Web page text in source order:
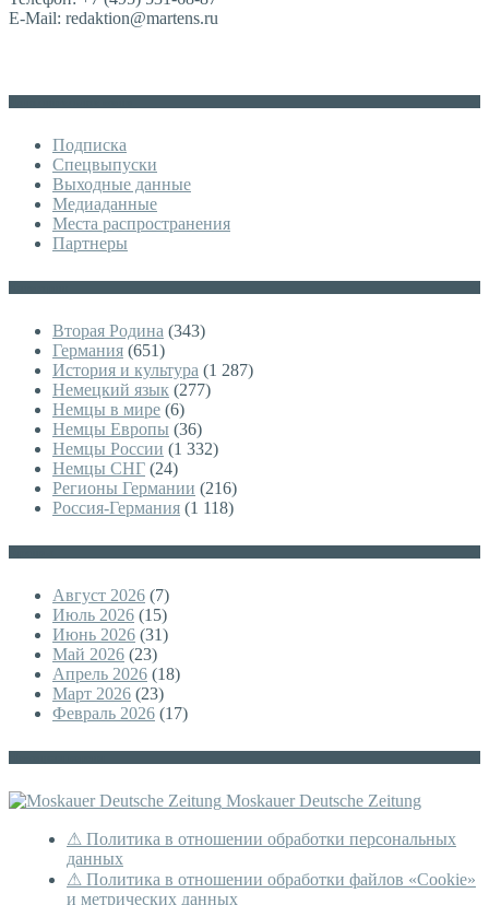
E-Mail: redaktion@martens.ru
Подписка
Спецвыпуски
Выходные данные
Медиаданные
Места распространения
Партнеры
Вторая Родина (343)
Германия (651)
История и культура (1 287)
Немецкий язык (277)
Немцы в мире (6)
Немцы Европы (36)
Немцы России (1 332)
Немцы СНГ (24)
Регионы Германии (216)
Россия-Германия (1 118)
Август 2026 (7)
Июль 2026 (15)
Июнь 2026 (31)
Май 2026 (23)
Апрель 2026 (18)
Март 2026 (23)
Февраль 2026 (17)
Moskauer Deutsche Zeitung
⚠ Политика в отношении обработки персональных
данных
⚠ Политика в отношении обработки файлов «Cookie»
и метрических данных